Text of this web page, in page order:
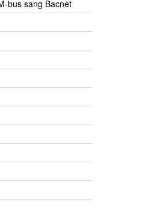
bus sang Bacnet